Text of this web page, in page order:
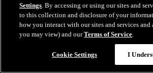
Settings. By accessing or using our sites and
to this collection and disclosure of your
how you interact with our sites and services and
you may view) and ourTerms of Service.
Cookie Settings I